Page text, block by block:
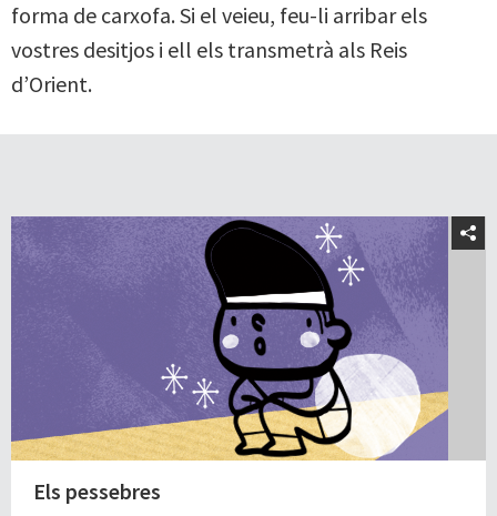
forma de carxofa. Si el veieu, feu-li arribar els
vostres desitjos i ell els transmetrà als Reis
d’Orient.
Els pessebres